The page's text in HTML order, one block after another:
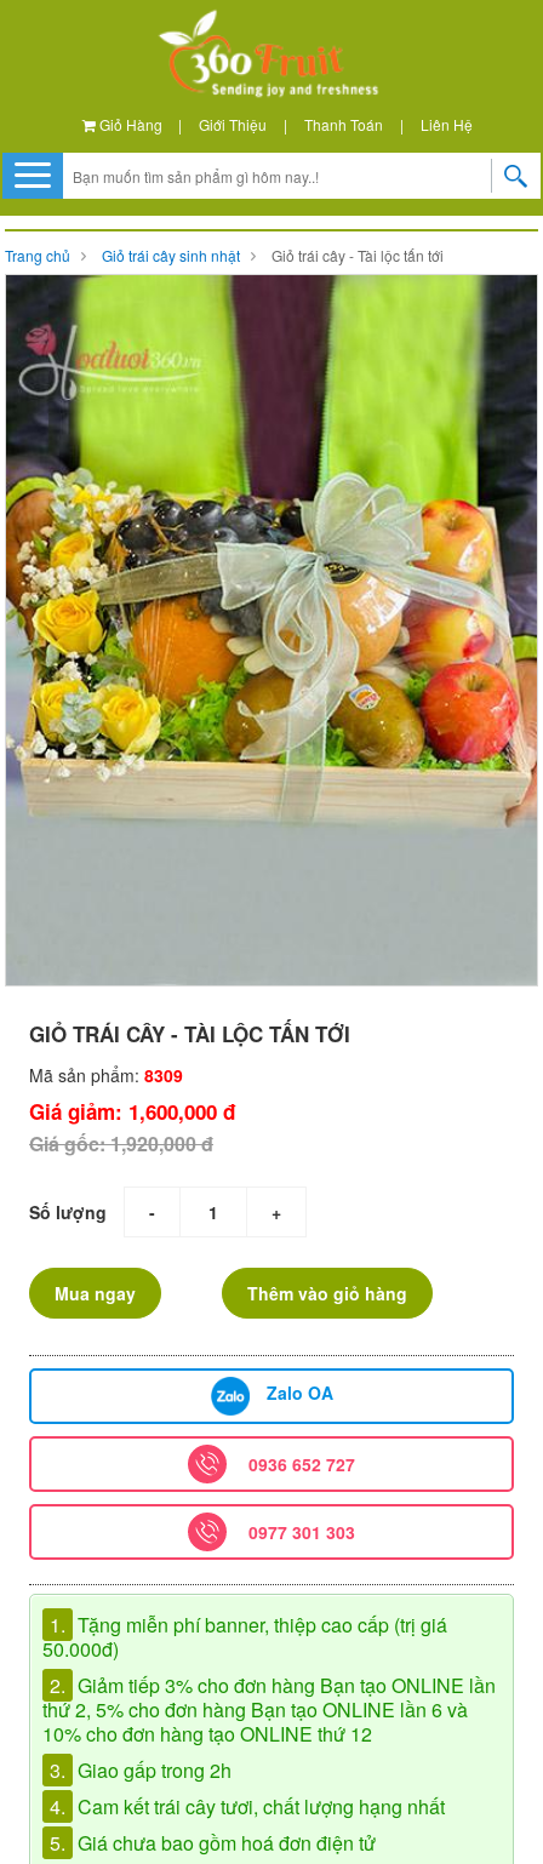
Giỏ Hàng | Giới Thiệu | Thanh Toán | Liên Hệ
Trang chủ Giỏ trái cây sinh nhật Giỏ trái cây - Tài lộc tấn tới
GIỎ TRÁI CÂY - TÀI LỘC TẤN TỚI
Mã sản phẩm: 8309
Giá giảm: 1,600,000 đ
Giá gốc: 1,920,000 đ
Số lượng - +
Mua ngay Thêm vào giỏ hàng
Zalo OA
0936 652 727
0977 301 303
1. Tặng miễn phí banner, thiệp cao cấp (trị giá
50.000đ)
2. Giảm tiếp 3% cho đơn hàng Bạn tạo ONLINE lần
thứ 2, 5% cho đơn hàng Bạn tạo ONLINE lần 6 và
10% cho đơn hàng tạo ONLINE thứ 12
3. Giao gấp trong 2h
4. Cam kết trái cây tươi, chất lượng hạng nhất
5. Giá chưa bao gồm hoá đơn điện tử